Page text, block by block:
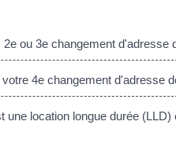
2e ou 3e changement
4e changement d'adresse
une location longue durée (LLD)